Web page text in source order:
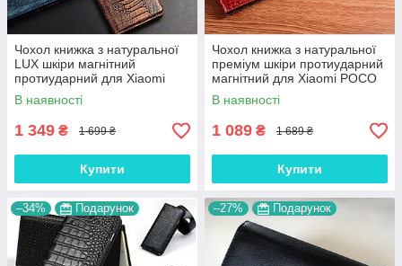
Чохол книжка з натуральної
LUX шкіри магнітний
протиударний для Xiaomi
POCO M4 Pro "ZENUS"
В наявності
1 349 ₴ 1 699 ₴
Купити
Чохол книжка з натуральної
преміум шкіри протиударний
магнітний для Xiaomi POCO
M4 Pro "CROCODILE"
В наявності
1 089 ₴ 1 689 ₴
Купити
–34% Подарунок –27% Подарунок